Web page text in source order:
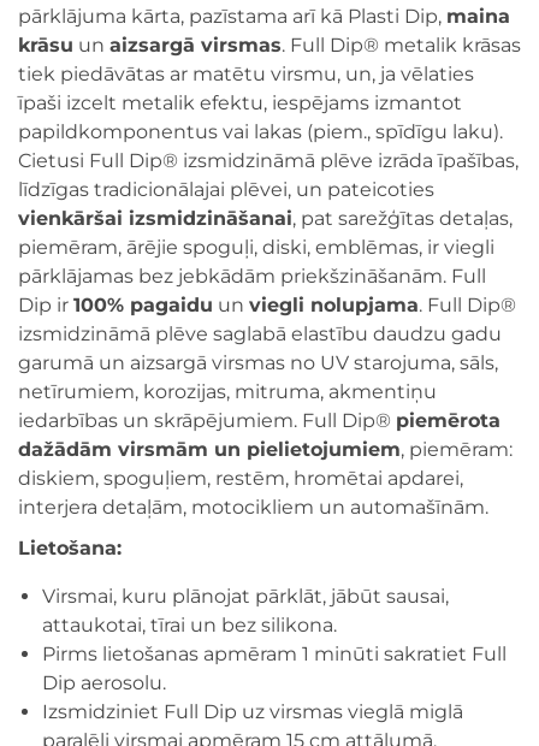
pārklājuma kārta, pazīstama arī kā Plasti Dip, maina
krāsu un aizsargā virsmas. Full Dip® metalik krāsas
tiek piedāvātas ar matētu virsmu, un, ja vēlaties
īpaši izcelt metalik efektu, iespējams izmantot
papildkomponentus vai lakas (piem., spīdīgu laku).
Cietusi Full Dip® izsmidzināmā plēve izrāda īpašības,
līdzīgas tradicionālajai plēvei, un pateicoties
vienkāršai izsmidzināšanai, pat sarežģītas detaļas,
piemēram, ārējie spoguļi, diski, emblēmas, ir viegli
pārklājamas bez jebkādām priekšzināšanām. Full
Dip ir 100% pagaidu un viegli nolupjama. Full Dip®
izsmidzināmā plēve saglabā elastību daudzu gadu
garumā un aizsargā virsmas no UV starojuma, sāls,
netīrumiem, korozijas, mitruma, akmentiņu
iedarbības un skrāpējumiem. Full Dip® piemērota
dažādām virsmām un pielietojumiem, piemēram:
diskiem, spoguļiem, restēm, hromētai apdarei,
interjera detaļām, motocikliem un automašīnām.
Lietošana:
Virsmai, kuru plānojat pārklāt, jābūt sausai,
attaukotai, tīrai un bez silikona.
Pirms lietošanas apmēram 1 minūti sakratiet Full
Dip aerosolu.
Izsmidziniet Full Dip uz virsmas vieglā miglā
paralēli virsmai apmēram 15 cm attālumā.